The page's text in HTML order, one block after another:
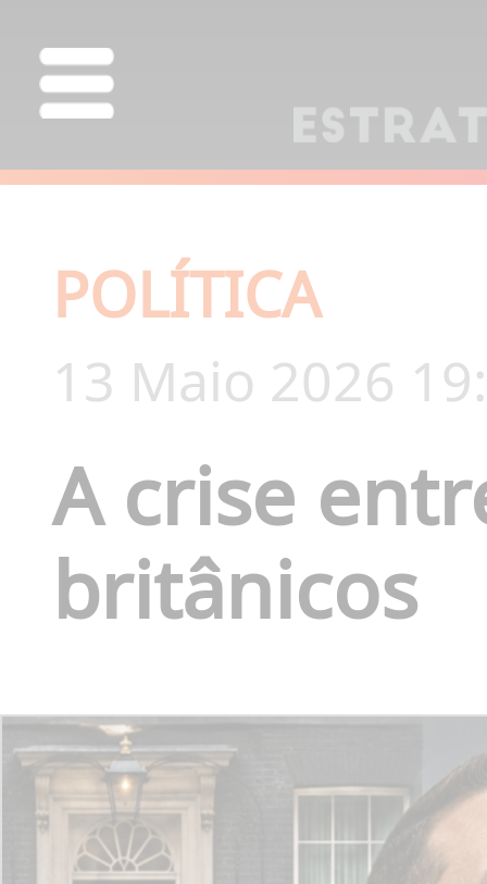
POLÍTICA
13 Maio 2026
A crise
britânicos